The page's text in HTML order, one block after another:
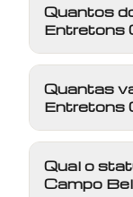
Quantos
Entretons
Quantas
Entretons
Qual o
Campo